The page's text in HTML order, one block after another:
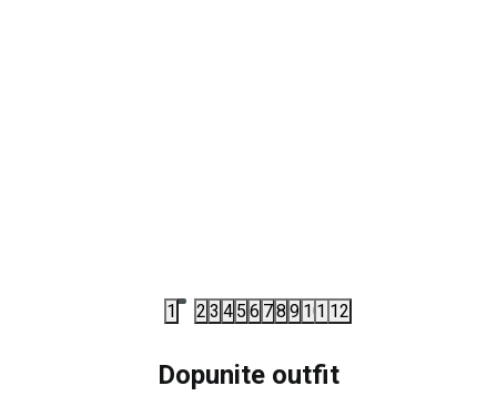
1 2 3 4 5 6 78 9 101112
Dopunite outfit